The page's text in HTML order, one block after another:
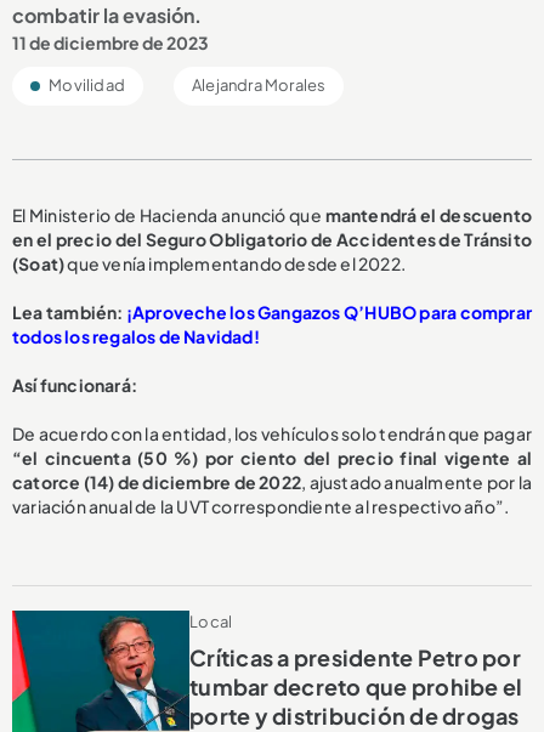
combatir la evasión.
11 de diciembre de 2023
Movilidad Alejandra Morales
El Ministerio de Hacienda anunció que mantendrá el descuento
en el precio del Seguro Obligatorio de Accidentes de Tránsito
(Soat)que venía implementando desde el 2022.
Lea también: ¡Aproveche los Gangazos Q’HUBO para comprar
todos los regalos de Navidad!
Así funcionará:
De acuerdo con la entidad, los vehículos solo tendrán que pagar
“el cincuenta (50 %) por ciento del precio final vigente al
catorce (14) de diciembre de 2022, ajustado anualmente por la
variación anual de la UVT correspondiente al respectivo año”.
Local
Críticas a presidente Petro por
tumbar decreto que prohibe el
porte y distribución de drogas